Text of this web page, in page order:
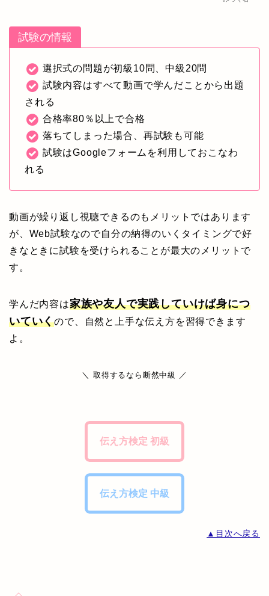
試験の情報
選択式の問題が初級10問、中級20問
試験内容はすべて動画で学んだことから出題
される
合格率80％以上で合格
落ちてしまった場合、再試験も可能
試験はGoogleフォームを利用しておこなわ
れる
動画が繰り返し視聴できるのもメリットではあります
が、Web試験なので自分の納得のいくタイミングで好
きなときに試験を受けられることが最大のメリットで
す。
学んだ内容は家族や友人で実践していけば身につ
いていくので、自然と上手な伝え方を習得できます
よ。
＼ 取得するなら断然中級 ／
伝え方検定 初級
伝え方検定 中級
▲目次へ戻る